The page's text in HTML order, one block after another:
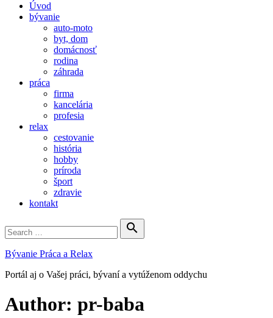
Úvod
bývanie
auto-moto
byt, dom
domácnosť
rodina
záhrada
práca
firma
kancelária
profesia
relax
cestovanie
história
hobby
príroda
šport
zdravie
kontakt
for:

Search
Bývanie Práca a Relax
Portál aj o Vašej práci, bývaní a vytúženom oddychu
Author: pr-baba